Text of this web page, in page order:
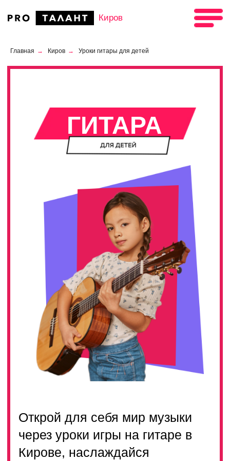
Киров
Главная → Киров → Уроки гитары для детей
Открой для себя мир музыки
через уроки игры на гитаре в
Кирове, наслаждайся
процессом обучения и
достигай музыкальных высот
ЗАДАТЬ ВОПРОС